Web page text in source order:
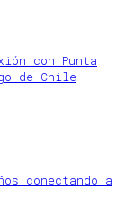
con Punta
de Chile
conectando a